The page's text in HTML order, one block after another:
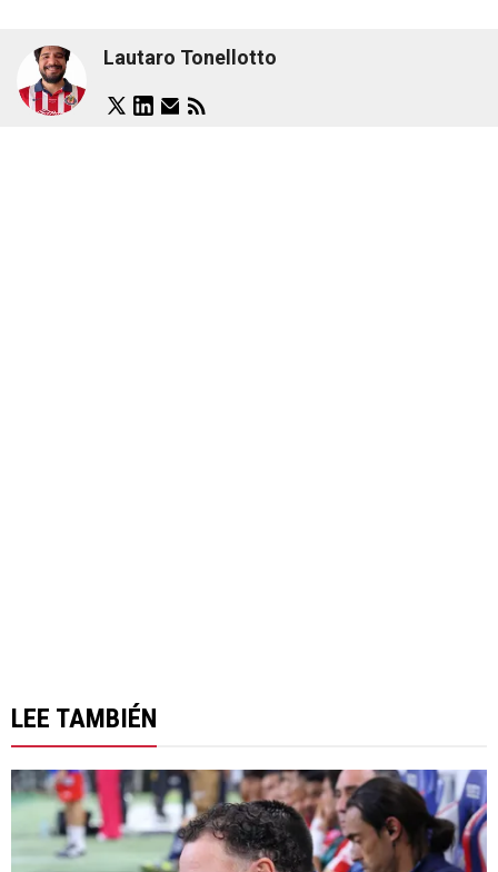
Lautaro Tonellotto
LEE TAMBIÉN